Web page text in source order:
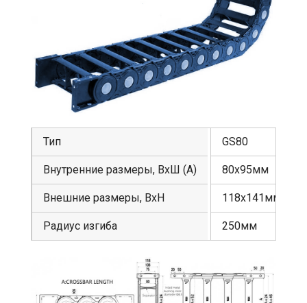
Тип
Внутренние размеры, ВхШ (А)
Внешние размеры, ВхН
Радиус изгиба
GS80
80х95мм
118х141мм
250мм